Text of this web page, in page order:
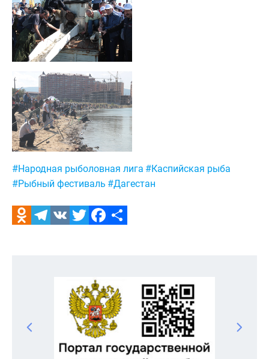
Метки:
#Народная рыболовная лига #Каспийская рыба
#Рыбный фестиваль #Дагестан